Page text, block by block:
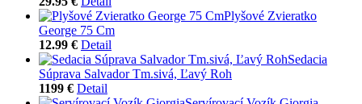
Plyšové Zvieratko
George 75 Cm
12.99 € Detail
Sedacia
Súprava Salvador Tm.sivá, Ľavý Roh
1199 € Detail